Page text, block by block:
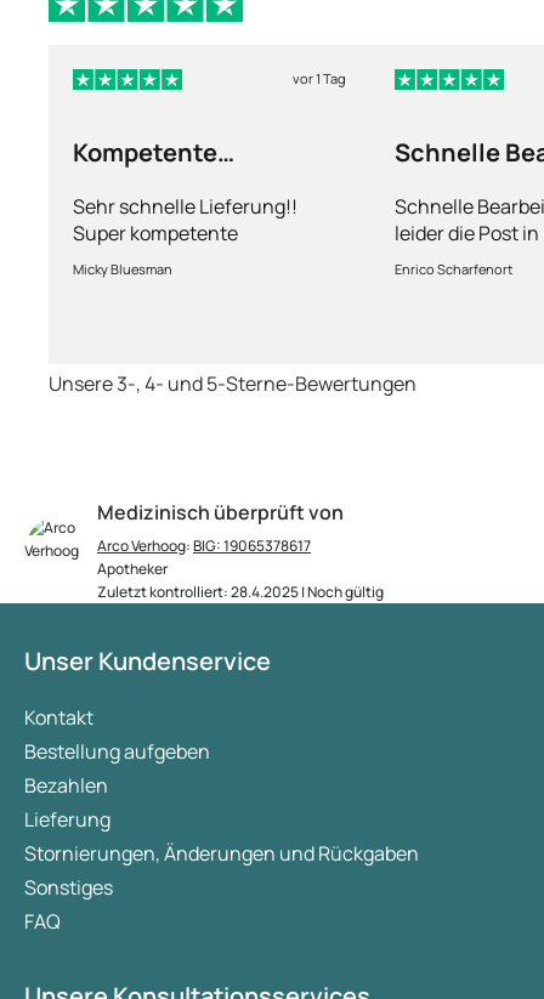
Medizinisch überprüft von
Arco Verhoog:BIG: 19065378617
Apotheker
Zuletzt kontrolliert: 28.4.2025 | Noch gültig
vor 1 Tag
Kompetente
Sehr schnelle Lieferung!!
Super kompetente
Abhandlung!
Micky Bluesman
Schnelle
Schnelle
leider die Post
kriegt es nicht
dauert obwohl
Enrico Scharfenort
Unsere 3-, 4- und 5-Sterne-Bewertungen
Unser Kundenservice
Kontakt
Bestellung aufgeben
Bezahlen
Lieferung
Stornierungen, Änderungen und Rückgaben
Sonstiges
FAQ